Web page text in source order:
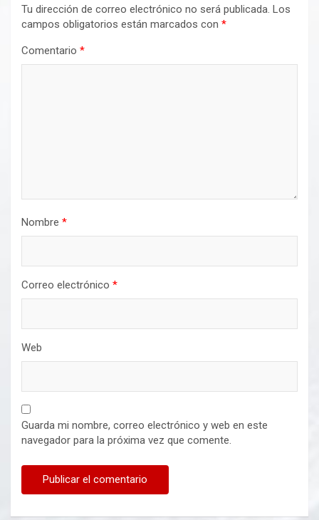
Tu dirección de correo electrónico no será publicada. Los
campos obligatorios están marcados con *
Comentario *
Nombre *
Correo electrónico *
Web
Guarda mi nombre, correo electrónico y web en este
navegador para la próxima vez que comente.